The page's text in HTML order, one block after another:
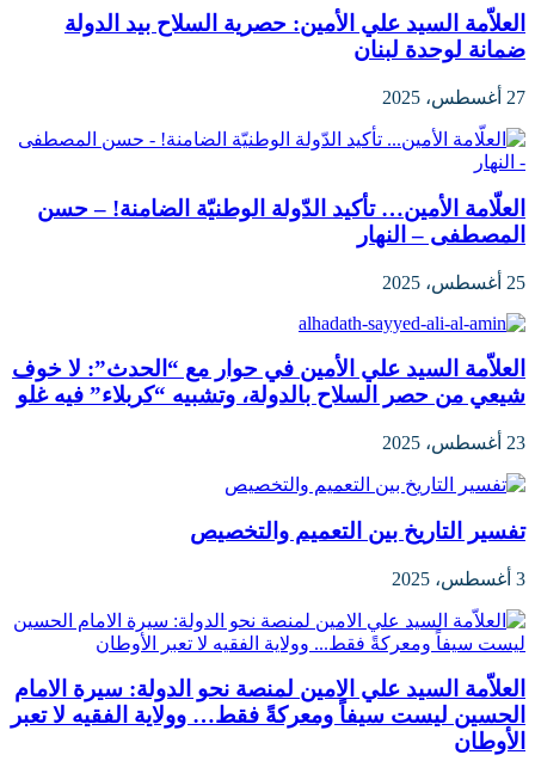
العلاّمة السيد علي الأمين: حصرية السلاح بيد الدولة
ضمانة لوحدة لبنان
27 أغسطس، 2025
العلّامة الأمين… تأكيد الدّولة الوطنيّة الضامنة! – حسن
المصطفى – النهار
25 أغسطس، 2025
العلاّمة السيد علي الأمين في حوار مع “الحدث”: لا خوف
شيعي من حصر السلاح بالدولة، وتشبيه “كربلاء” فيه غلو
23 أغسطس، 2025
تفسير التاريخ بين التعميم والتخصيص
3 أغسطس، 2025
العلاّمة السيد علي الامين لمنصة نحو الدولة: سيرة الامام
الحسين ليست سيفاً ومعركةً فقط… وولاية الفقيه لا تعبر
الأوطان